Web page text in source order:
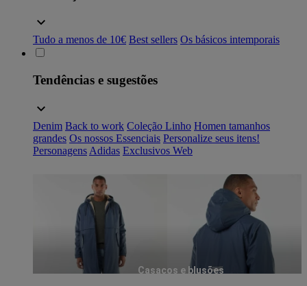
Tudo a menos de 10€ Best sellers Os básicos intemporais
Tendências e sugestões
Denim Back to work Coleção Linho Homen tamanhos
grandes Os nossos Essenciais Personalize seus itens!
Personagens Adidas Exclusivos Web
Casacos e blusões